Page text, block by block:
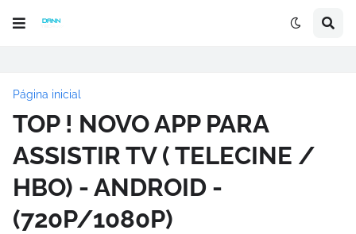
Página inicial
TOP ! NOVO APP PARA
ASSISTIR TV ( TELECINE /
HBO) - ANDROID -
(720P/1080P)